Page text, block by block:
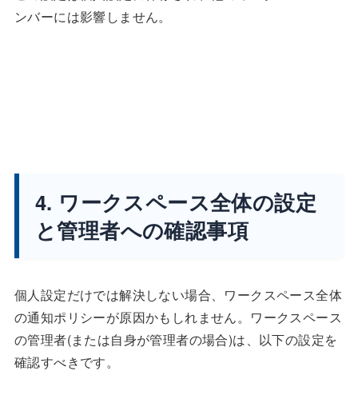
ンバーには影響しません。
4. ワークスペース全体の設定
と管理者への確認事項
個人設定だけでは解決しない場合、ワークスペース全体
の通知ポリシーが原因かもしれません。ワークスペース
の管理者(または自身が管理者の場合)は、以下の設定を
確認すべきです。